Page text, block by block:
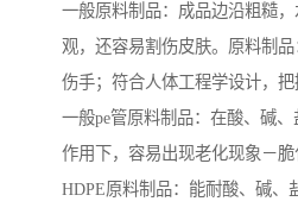
一般原料制品：成品边沿粗糙
观，还容易割伤皮肤。原料制
伤手；符合人体工程学设计，把
一般pe管原料制品：在酸、碱
作用下，容易出现老化现象－脆
HDPE原料制品：能耐酸、碱、